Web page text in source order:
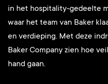
in het hospitality-gedeelte
waar het team van Baker
en verdieping. Met deze
Baker Company zien hoe
hand gaan.